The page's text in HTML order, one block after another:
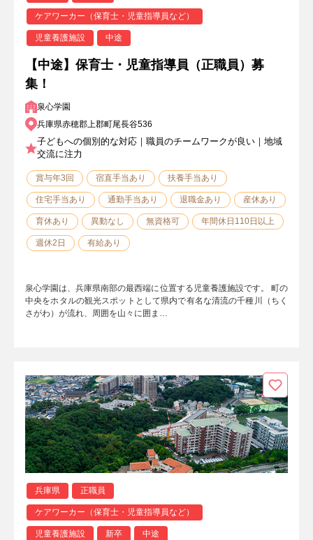
ケアワーカー（保育士・児童指導員など）
児童養護施設 中途
【中途】保育士・児童指導員（正職員）募
集！
泉心学園
兵庫県赤穂郡上郡町尾長谷536
子どもへの個別的な対応｜職員のチームワークが良い｜地域
交流に注力
賞与年3回 宿直手当あり 扶養手当あり
住宅手当あり 通勤手当あり 退職金あり 産休あり
育休あり 異動なし 無資格可 年間休日110日以上
週休2日 有給あり
泉心学園は、兵庫県南部の最西端に位置する児童養護施設です。 町の
中央をホタルの観光スポットとして県内で有名な清流の千種川（ちく
さがわ）が流れ、周囲を山々に囲ま…
兵庫県 正職員
ケアワーカー（保育士・児童指導員など）
児童養護施設 新卒 中途